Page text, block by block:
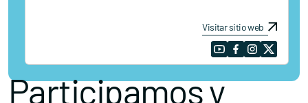
Visitar sitio web
Participamos y